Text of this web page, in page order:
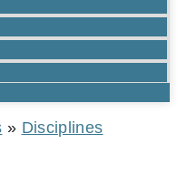
» Disciplines